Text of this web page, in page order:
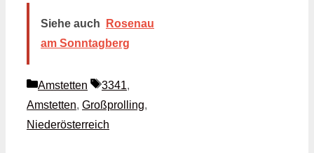
Siehe auch
Rosenau
am Sonntagberg
Kategorien
Amstetten Schlagwörter
3341,
Amstetten, Großprolling,
Niederösterreich